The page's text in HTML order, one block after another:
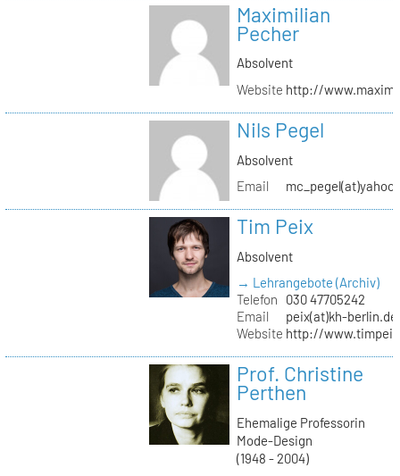
Maximilian
Pecher
Absolvent
Website http://
Nils Pegel
Absolvent
Email
Tim Peix
Absolvent
→ Lehrangebote (Archiv)
Telefon
030 47705242
Email
peix(at)kh-berlin.de
Website http://
Prof. Christine
Perthen
Ehemalige Professorin
Mode-Design
(1948 - 2004)